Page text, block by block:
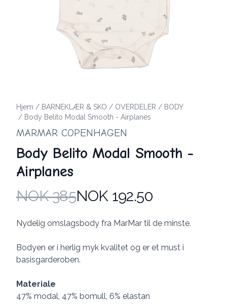
Hjem / BARNEKLÆR & SKO / OVERDELER / BODY
/ Body Belito Modal Smooth - Airplanes
MARMAR COPENHAGEN
Body Belito Modal Smooth -
Airplanes
Produktdetaljer
NOK 385NOK 192.50
Description
Nydelig omslagsbody fra MarMar til de minste.
Bodyen er i herlig myk kvalitet og er et must i
basisgarderoben.
Materiale
47% modal, 47% bomull, 6% elastan